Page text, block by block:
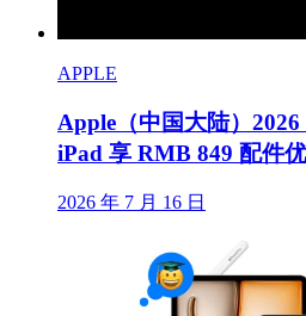
APPLE
Apple（中国大陆）
iPad 享 RMB 849 配件
2026 年 7 月 16 日